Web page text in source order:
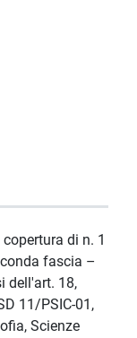
di n. 1
fascia –
dell'art. 18,
11/PSIC-01,
Scienze